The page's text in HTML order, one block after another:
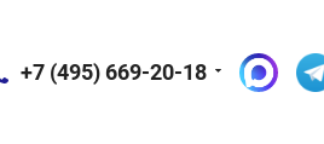
+7 (495) 669-20-18